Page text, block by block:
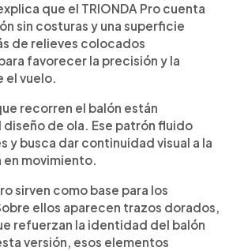
que el TRIONDA Pro cuenta
sin costuras y una superficie
de relieves colocados
favorecer la precisión y la
el vuelo.
recorren el balón están
de ola. Ese patrón fluido
y busca dar continuidad visual a la
movimiento.
sirven como base para los
ellos aparecen trazos dorados,
refuerzan la identidad del balón
versión, esos elementos